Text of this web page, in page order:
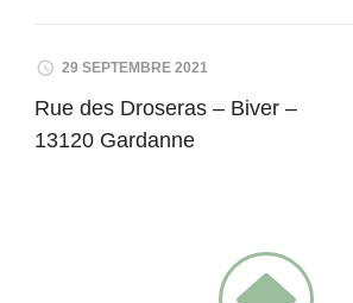
29 SEPTEMBRE 2021
Rue des Droseras – Biver –
13120 Gardanne